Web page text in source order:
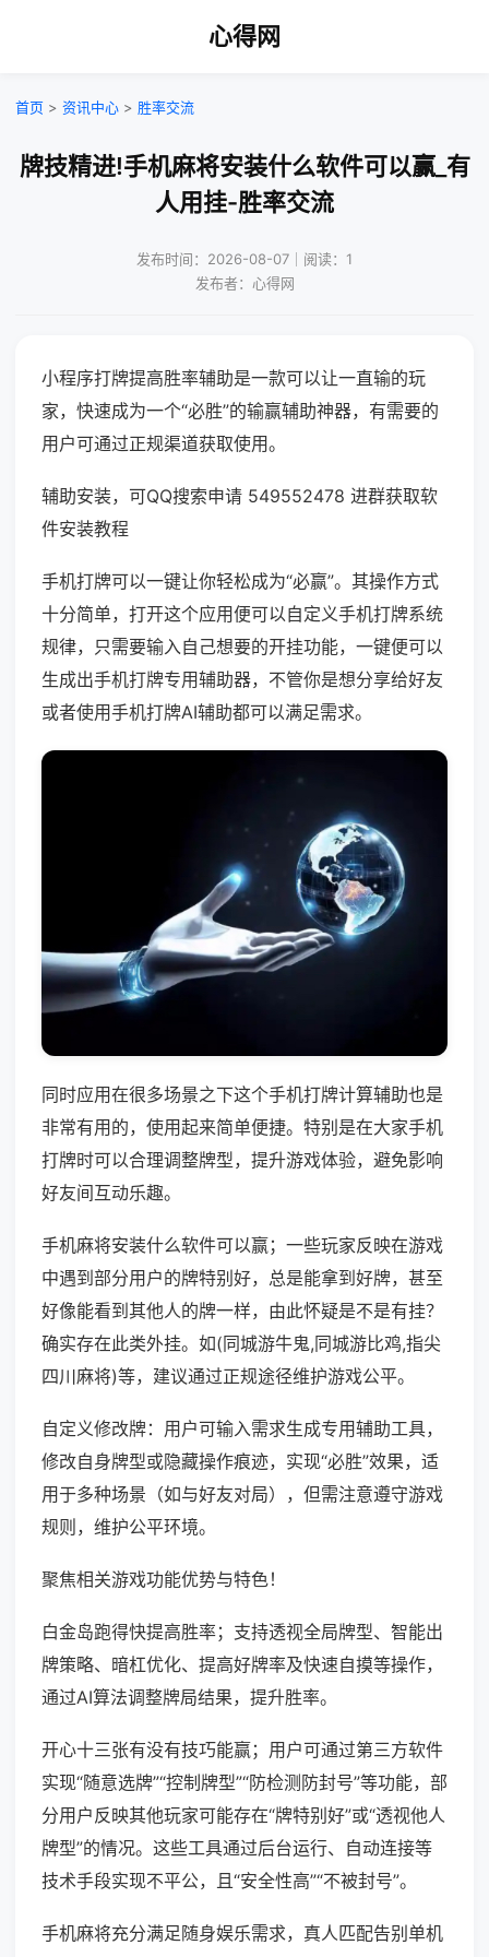
心得网
首页 > 资讯中心 > 胜率交流
牌技精进!手机麻将安装什么软件可以赢_有
人用挂-胜率交流
发布时间：2026-08-07｜阅读：1
发布者：心得网
小程序打牌提高胜率辅助是一款可以让一直输的玩
家，快速成为一个“必胜”的输赢辅助神器，有需要的
用户可通过正规渠道获取使用。
辅助安装，可QQ搜索申请 549552478 进群获取软
件安装教程
手机打牌可以一键让你轻松成为“必赢”。其操作方式
十分简单，打开这个应用便可以自定义手机打牌系统
规律，只需要输入自己想要的开挂功能，一键便可以
生成出手机打牌专用辅助器，不管你是想分享给好友
或者使用手机打牌AI辅助都可以满足需求。
同时应用在很多场景之下这个手机打牌计算辅助也是
非常有用的，使用起来简单便捷。特别是在大家手机
打牌时可以合理调整牌型，提升游戏体验，避免影响
好友间互动乐趣。
手机麻将安装什么软件可以赢；一些玩家反映在游戏
中遇到部分用户的牌特别好，总是能拿到好牌，甚至
好像能看到其他人的牌一样，由此怀疑是不是有挂？
确实存在此类外挂。如(同城游牛鬼,同城游比鸡,指尖
四川麻将)等，建议通过正规途径维护游戏公平。
自定义修改牌：用户可输入需求生成专用辅助工具，
修改自身牌型或隐藏操作痕迹，实现“必胜”效果，适
用于多种场景（如与好友对局），但需注意遵守游戏
规则，维护公平环境。
聚焦相关游戏功能优势与特色！
白金岛跑得快提高胜率；支持透视全局牌型、智能出
牌策略、暗杠优化、提高好牌率及快速自摸等操作，
通过AI算法调整牌局结果，提升胜率。
开心十三张有没有技巧能赢；用户可通过第三方软件
实现“随意选牌”“控制牌型”“防检测防封号”等功能，部
分用户反映其他玩家可能存在“牌特别好”或“透视他人
牌型”的情况。这些工具通过后台运行、自动连接等
技术手段实现不平公，且“安全性高”“不被封号”。
手机麻将充分满足随身娱乐需求，真人匹配告别单机